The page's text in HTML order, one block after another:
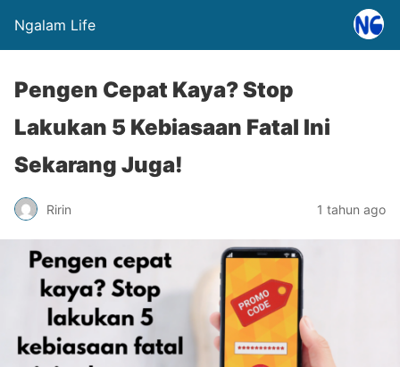
Ngalam Life
Pengen Cepat Kaya? Stop
Lakukan 5 Kebiasaan Fatal Ini
Sekarang Juga!
Ririn 1 tahun ago